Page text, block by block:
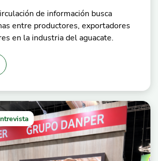
de información busca
entre productores, exportadores
en la industria del aguacate.